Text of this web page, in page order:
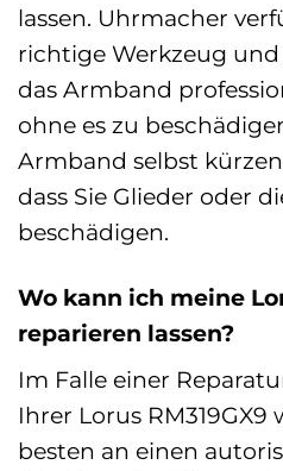
lassen. Uhrmacher
richtige Werkzeug
das Armband
ohne es zu
Armband selbst
dass Sie Glieder oder
beschädigen.
Wo kann ich meine
reparieren lassen?
Im Falle einer
Ihrer Lorus RM319GX9
besten an einen